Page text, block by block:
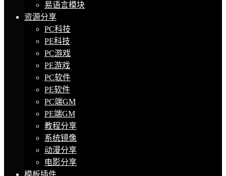
易语言模块
资源分享
PC科技
PE科技
PC游戏
PE游戏
PC软件
PE软件
PC端GM
PE端GM
教程分享
系统镜像
动漫分享
电影分享
模板插件